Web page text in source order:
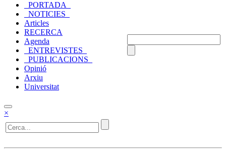
_PORTADA_
_NOTICIES_
Articles
RECERCA
Agenda
_ENTREVISTES_
_PUBLICACIONS_
Opinió
Arxiu
Universitat
×